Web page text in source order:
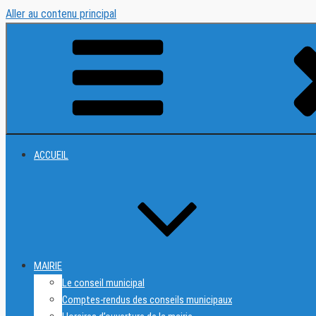
Aller au contenu principal
ACCUEIL
MAIRIE
Le conseil municipal
Comptes-rendus des conseils municipaux